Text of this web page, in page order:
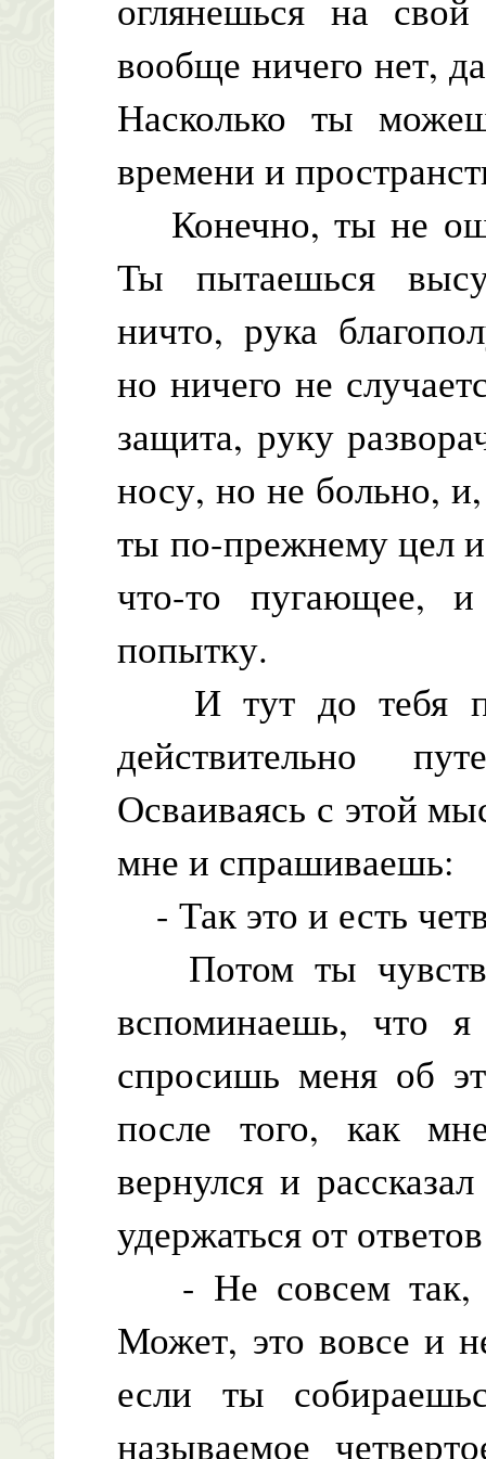
вообще ничего нет,
Насколько ты
времени и
Конечно, ты не
Ты пытаешься
ничто, рука
но ничего не
защита, руку
носу, но не больно,
ты по-прежнему цел
что-то пугающее,
попытку.
И тут до тебя
действительно
Осваиваясь с этой
мне и спрашиваешь:
- Так это и есть
Потом ты
вспоминаешь, что
спросишь меня об
после того, как
вернулся и
удержаться от
- Не совсем так,
Может, это вовсе и
если ты
называемое